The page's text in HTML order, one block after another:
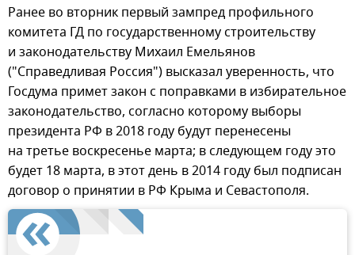
Ранее во вторник первый зампред профильного
комитета ГД по государственному строительству
и законодательству Михаил Емельянов
("Справедливая Россия") высказал уверенность, что
Госдума примет закон с поправками в избирательное
законодательство, согласно которому выборы
президента РФ в 2018 году будут перенесены
на третье воскресенье марта; в следующем году это
будет 18 марта, в этот день в 2014 году был подписан
договор о принятии в РФ Крыма и Севастополя.